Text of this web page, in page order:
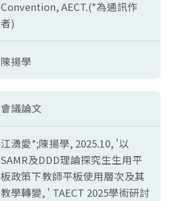
Convention, AECT.(*為通訊作
者)
陳揚學
會議論文
江湧愛*;陳揚學, 2025.10, '以
SAMR及DDD理論探究生生用平
板政策下教師平板使用層次及其
教學轉變, ' TAECT 2025學術研討